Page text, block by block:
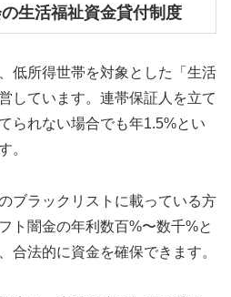
生活福祉資金貸付制度
低所得世帯を対象とした「生活
しています。連帯保証人を立て
られない場合でも年1.5%とい
。
ブラックリストに載っている方
ト闇金の年利数百%〜数千%と
合法的に資金を確保できます。